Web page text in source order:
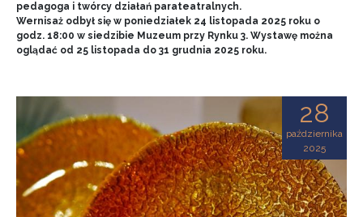
pedagoga i twórcy działań parateatralnych.
Wernisaż odbył się w poniedziałek 24 listopada 2025 roku o
godz. 18:00 w siedzibie Muzeum przy Rynku 3. Wystawę można
oglądać od 25 listopada do 31 grudnia 2025 roku.
28
października
2025